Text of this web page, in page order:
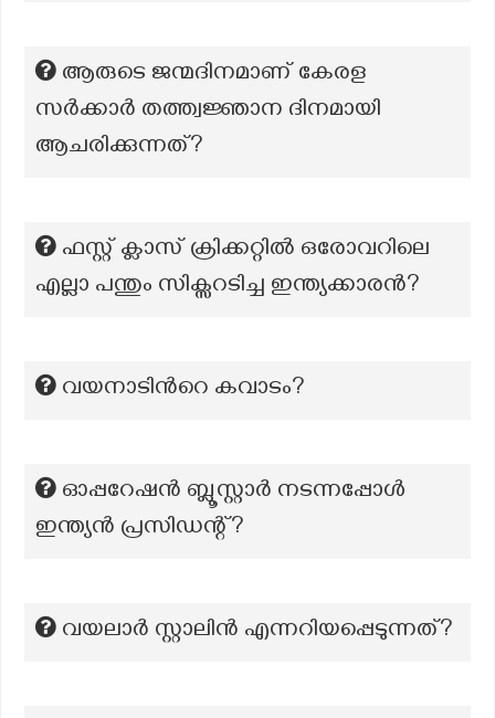
ആരുടെ ജന്മദിനമാണ് കേരള
സർക്കാർ തത്ത്വജ്ഞാന ദിനമായി
ആചരിക്കുന്നത്?
ഫസ്റ്റ് ക്ലാസ് ക്രിക്കറ്റിൽ ഒരോവറിലെ
എല്ലാ പന്തും സിക്സറടിച്ച ഇന്ത്യക്കാരൻ?
വയനാടിന്‍റെ കവാടം?
ഓപ്പറേഷൻ ബ്ലൂസ്റ്റാർ നടന്നപ്പോൾ
ഇന്ത്യൻ പ്രസിഡന്റ്?
വയലാർ സ്റ്റാലിൻ എന്നറിയപ്പെടുന്നത്?